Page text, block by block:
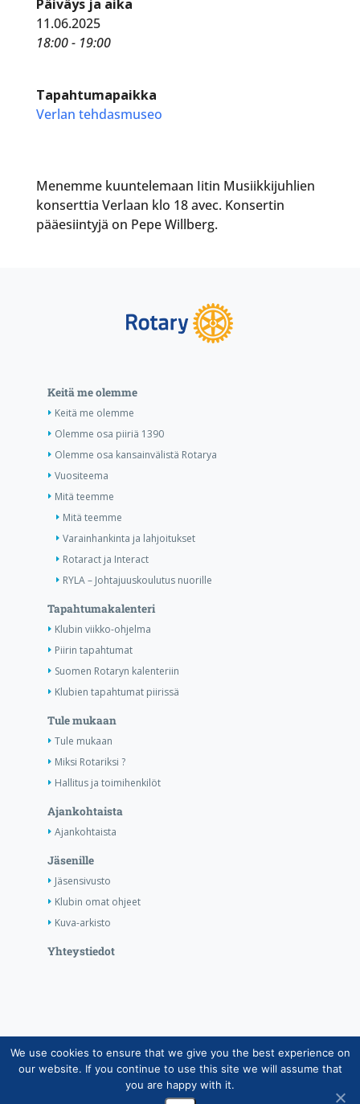
Päiväys ja aika
11.06.2025
18:00 - 19:00
Tapahtumapaikka
Verlan tehdasmuseo
Menemme kuuntelemaan Iitin Musiikkijuhlien
konserttia Verlaan klo 18 avec. Konsertin
pääesiintyjä on Pepe Willberg.
Keitä me olemme
Keitä me olemme
Olemme osa piiriä 1390
Olemme osa kansainvälistä Rotarya
Vuositeema
Mitä teemme
Mitä teemme
Varainhankinta ja lahjoitukset
Rotaract ja Interact
RYLA – Johtajuuskoulutus nuorille
Tapahtumakalenteri
Klubin viikko-ohjelma
Piirin tapahtumat
Suomen Rotaryn kalenteriin
Klubien tapahtumat piirissä
Tule mukaan
Tule mukaan
Miksi Rotariksi ?
Hallitus ja toimihenkilöt
Ajankohtaista
Ajankohtaista
Jäsenille
Jäsensivusto
Klubin omat ohjeet
Kuva-arkisto
Yhteystiedot
Copyright © Suomen Rotarypalvelu ry 2026 |
Jäsentietojärjestelmän tietosuojaseloste| Henkilötietojen
käsittely Rotarytoiminnassa
We use cookies to ensure that we give you the best experience on
our website. If you continue to use this site we will assume that
you are happy with it.